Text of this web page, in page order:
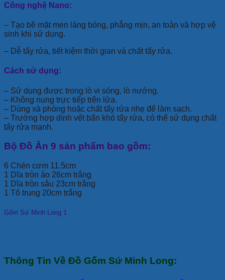
Công nghệ Nano:
– Tạo bề mặt men láng bóng, phẳng mịn, an toàn và hợp vệ
sinh khi sử dụng.
– Dễ tẩy rửa, tiết kiệm thời gian và chất tẩy rửa.
Cách sử dụng:
– Sử dụng được trong lò vi sóng, lò nướng.
– Không nung trực tiếp trên lửa.
– Dùng xà phòng hoặc chất tẩy rửa nhẹ để làm sạch.
– Trường hợp dính vết bẩn khó tẩy rửa, có thể sử dụng chất
tẩy rửa mạnh.
Bộ Đồ Ăn 9 sản phẩm bao gồm:
6 Chén cơm 11.5cm
1 Dĩa tròn ảo 26cm trắng
1 Dĩa tròn sâu 23cm trắng
1 Tô trung 20cm trắng
Gốm Sứ Minh Long 1
Thông Tin Về Đồ Gốm Sứ Minh Long: